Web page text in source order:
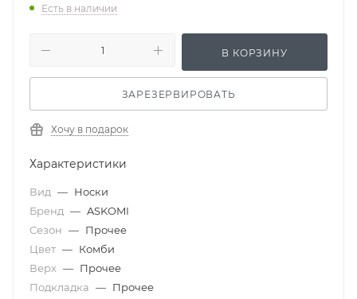
Есть в наличии
В КОРЗИНУ
ЗАРЕЗЕРВИРОВАТЬ
Хочу в подарок
Характеристики
Вид — Носки
Бренд — ASKOMI
Сезон — Прочее
Цвет — Комби
Верх — Прочее
Подкладка — Прочее